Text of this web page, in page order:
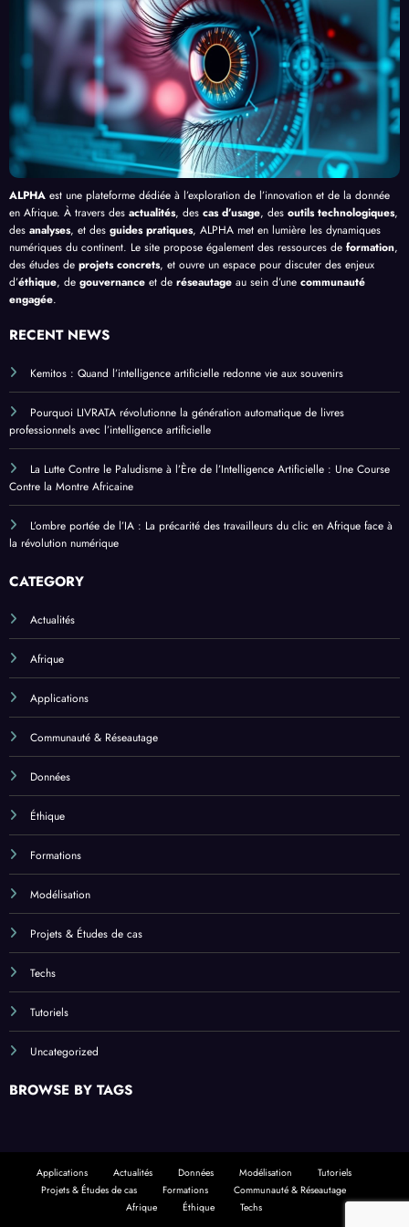
en
Afriq
Palud
isme
en
Afriq
ue
delà
de
Bang
ui
é de
l’IA
ALPHA est une plateforme dédiée à l’exploration de l’innovation et de la donnée
en Afrique. À travers des actualités, des cas d’usage, des outils technologiques,
des analyses, et des guides pratiques, ALPHA met en lumière les dynamiques
numériques du continent. Le site propose également des ressources de formation,
des études de projets concrets, et ouvre un espace pour discuter des enjeux
d’éthique, de gouvernance et de réseautage au sein d’une communauté
engagée.
RECENT NEWS
Kemitos : Quand l’intelligence artificielle redonne vie aux souvenirs
Pourquoi LIVRATA révolutionne la génération automatique de livres
professionnels avec l’intelligence artificielle
La Lutte Contre le Paludisme à l’Ère de l’Intelligence Artificielle : Une Course
Contre la Montre Africaine
L’ombre portée de l’IA : La précarité des travailleurs du clic en Afrique face à
la révolution numérique
CATEGORY
Actualités
Afrique
Applications
Communauté & Réseautage
Données
Éthique
Formations
Modélisation
Projets & Études de cas
Techs
Tutoriels
Uncategorized
BROWSE BY TAGS
Applications Actualités Données Modélisation
Tutoriels
Projets & Études de cas
Formations
Communauté & Réseautage
Afrique
Éthique
Techs